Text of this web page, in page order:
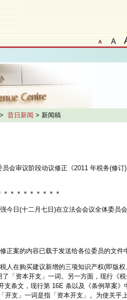
昔日新闻 > 新闻稿
会审议阶段动议修正《2011 年税务(修
＊＊＊＊＊＊＊＊
(十二月七日)在立法会会议全体委员会
的内容已载于发送给各位委员的文件
购买建议新增的三项知识产权(即版权
「资本开支」一词。另一方面，现行《
条文，现行第 16E 条以及《条例草案》
开支」一词是指「资本开支」。为使关乎